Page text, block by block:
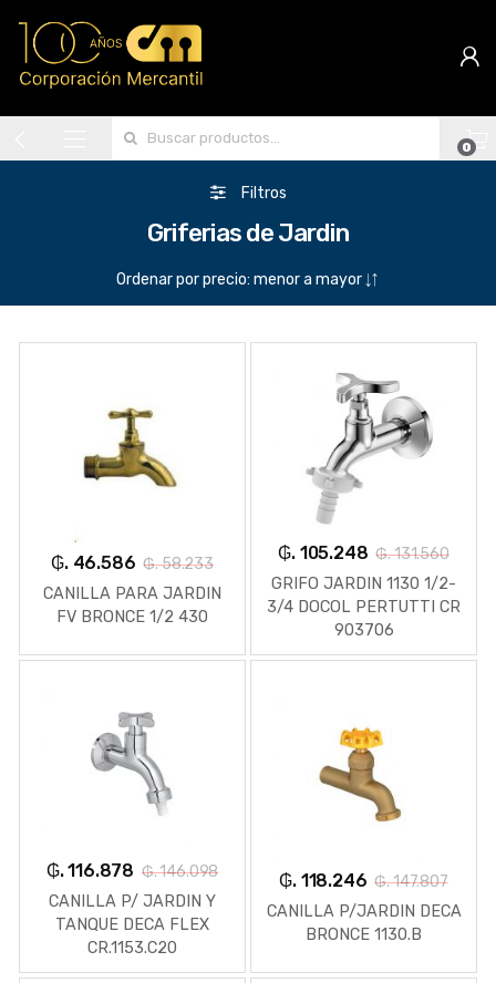
0
Filtros
Griferias de Jardin
₲. 46.586 ₲. 58.233
CANILLA PARA JARDIN
FV BRONCE 1/2 430
₲. 105.248 ₲. 131.560
GRIFO JARDIN 1130 1/2-
3/4 DOCOL PERTUTTI CR
903706
₲. 116.878 ₲. 146.098
CANILLA P/ JARDIN Y
TANQUE DECA FLEX
CR.1153.C20
₲. 118.246 ₲. 147.807
CANILLA P/JARDIN DECA
BRONCE 1130.B